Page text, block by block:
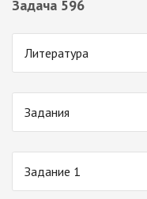
Задача 596
Литература
Задания
Задание 1